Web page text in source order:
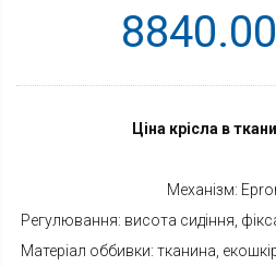
Ціна крісла в
Механізм:
Регулювання: висота сидіння,
Матеріал оббивки: тканина,